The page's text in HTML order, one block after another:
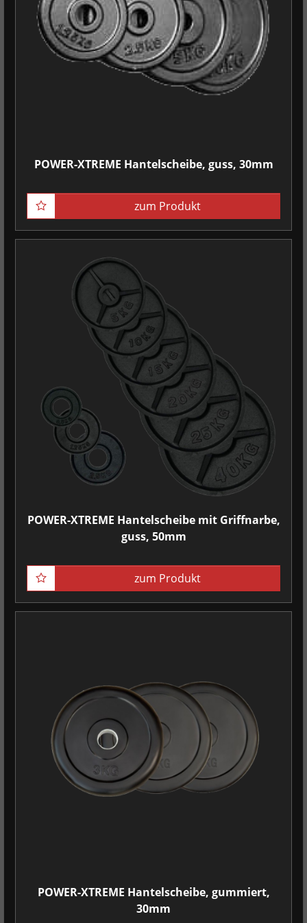
POWER-XTREME Hantelscheibe, guss, 30mm
zum Produkt
POWER-XTREME Hantelscheibe mit Griffnarbe,
guss, 50mm
zum Produkt
POWER-XTREME Hantelscheibe, gummiert,
30mm